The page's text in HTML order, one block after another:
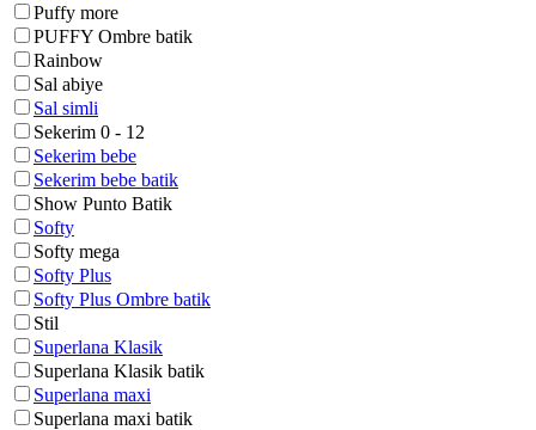
Puffy more
PUFFY Ombre batik
Rainbow
Sal abiye
Sal simli
Sekerim 0 - 12
Sekerim bebe
Sekerim bebe batik
Show Punto Batik
Softy
Softy mega
Softy Plus
Softy Plus Ombre batik
Stil
Superlana Klasik
Superlana Klasik batik
Superlana maxi
Superlana maxi batik